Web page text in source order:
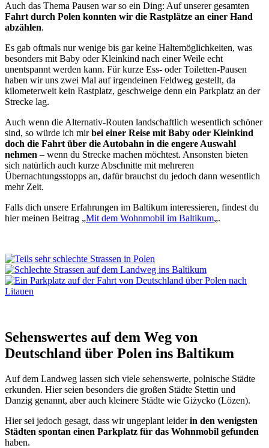
Auch das Thema Pausen war so ein Ding: Auf unserer gesamten
Fahrt durch Polen konnten wir die Rastplätze an einer Hand
abzählen.
Es gab oftmals nur wenige bis gar keine Haltemöglichkeiten, was
besonders mit Baby oder Kleinkind nach einer Weile echt
unentspannt werden kann. Für kurze Ess- oder Toiletten-Pausen
haben wir uns zwei Mal auf irgendeinen Feldweg gestellt, da
kilometerweit kein Rastplatz, geschweige denn ein Parkplatz an der
Strecke lag.
Auch wenn die Alternativ-Routen landschaftlich wesentlich schöner
sind, so würde ich mirbei einer Reise mit Baby oder Kleinkind
doch die Fahrt über die Autobahn in die engere Auswahl
nehmen – wenn du Strecke machen möchtest. Ansonsten bieten
sich natürlich auch kurze Abschnitte mit mehreren
Übernachtungsstopps an, dafür brauchst du jedoch dann wesentlich
mehr Zeit.
Falls dich unsere Erfahrungen im Baltikum interessieren, findest du
hier meinen Beitrag „Mit dem Wohnmobil im Baltikum„.
Sehenswertes auf dem Weg von
Deutschland über Polen ins Baltikum
Auf dem Landweg lassen sich viele sehenswerte, polnische Städte
erkunden. Hier seien besonders die großen Städte Stettin und
Danzig genannt, aber auch kleinere Städte wie Giżycko (Lözen).
Hier sei jedoch gesagt, dass wir ungeplant leiderin den wenigsten
Städten spontan einen Parkplatz für das Wohnmobil gefunden
haben.